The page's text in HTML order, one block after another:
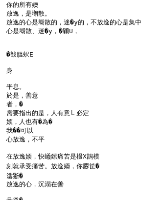
你的所有媆
放逸，是㙟散。
放逸的心是㙟散的，迷�y的，不放逸的心是集
心是㙟散、迷�y，�穎U，
�㪗膃蚇E
身
平息。
於是，善意
者，�
需要指出的是，人有意㇄必定
媆，人也有�為�
我��可以
心放逸，不平
在放逸媆，快𡾞鎍痛苦是橃X鵲模
刻就承受痛苦。放逸媆，你𪊴筐�
𣸮狾�
放逸的心，沉溺在善